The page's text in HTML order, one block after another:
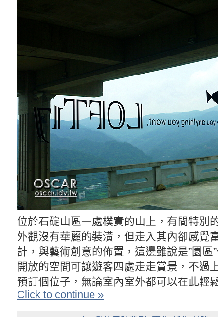
位於石碇山區一處樸實的山上，有間特別
外觀沒有華麗的裝潢，但走入其內卻感覺
計，與藝術創意的佈置，這邊雖說是”園區
開放的空間可讓遊客四處走走賞景，不過
預訂個位子，無論室內室外都可以在此輕
Click to continue »